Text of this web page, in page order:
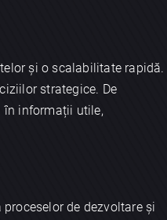
și o scalabilitate rapidă.
strategice. De
în informații utile,
de dezvoltare și